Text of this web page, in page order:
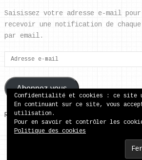
Saisissez votre adresse e-mail
recevoir une notification de
par email.
Adresse
e-
mail
Abonnez-vous
Rejoignez les 37 autres abonnés
Back to Top
Confidentialité et cookies : ce site
En continuant sur ce site, vous
utilisation.
Pour en savoir et contrôler les
Politique des cookies